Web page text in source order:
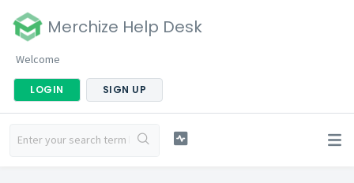
Merchize Help Desk
Welcome
LOGIN SIGN UP